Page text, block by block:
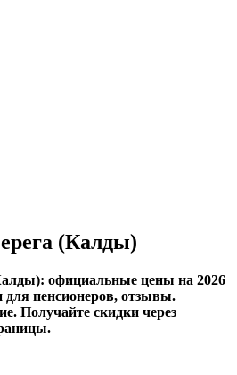
(Калды)
официальные цены на 2026
для пенсионеров, отзывы.
Получайте скидки через